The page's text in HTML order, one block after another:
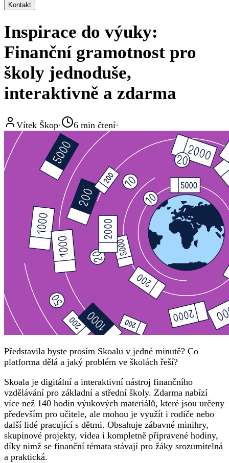
Kontakt
Inspirace do výuky:
Finanční gramotnost pro
školy jednoduše,
interaktivně a zdarma
Vítek Škop· 6 min čtení·
Představila byste prosím Skoalu v jedné minutě? Co
platforma dělá a jaký problém ve školách řeší?
Skoala je digitální a interaktivní nástroj finančního
vzdělávání pro základní a střední školy. Zdarma nabízí
více než 140 hodin výukových materiálů, které jsou určeny
především pro učitele, ale mohou je využít i rodiče nebo
další lidé pracující s dětmi. Obsahuje zábavné minihry,
skupinové projekty, videa i kompletně připravené hodiny,
díky nimž se finanční témata stávají pro žáky srozumitelná
a praktická.